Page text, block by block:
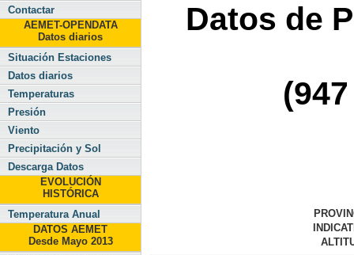
Datos de
Contactar
AEMET-OPENDATA
Datos diarios
Situación Estaciones
Datos diarios
Temperaturas
Presión
Viento
Precipitación y Sol
Descarga Datos
EVOLUCIÓN
HISTÓRICA
Temperatura Anual
DATOS AEMET
Desde Mayo 2013